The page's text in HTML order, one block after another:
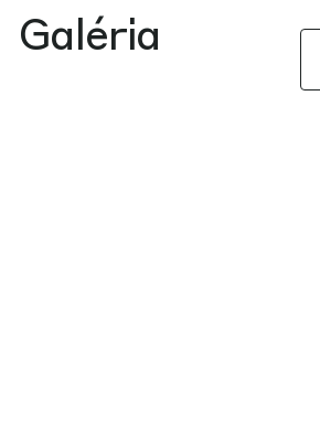
Galéria